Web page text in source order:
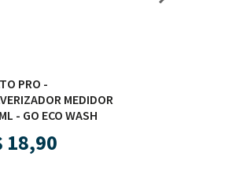
PRO -
MEDIDOR
- GO ECO WASH
18,90